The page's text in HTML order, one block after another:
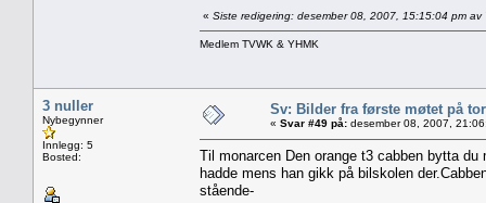
« Siste redigering: desember 08, 2007, 15:15:04 pm av
Medlem TVWK & YHMK
3 nuller
Nybegynner
Innlegg: 5
Bosted:
Sv: Bilder fra første møtet på
« Svar #49 på: desember 08, 2007,
Til monarcen Den orange t3 cabben bytta
hadde mens han gikk på bilskolen
stående-